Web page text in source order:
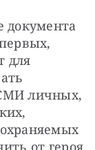
документа
для
личных,
от героя